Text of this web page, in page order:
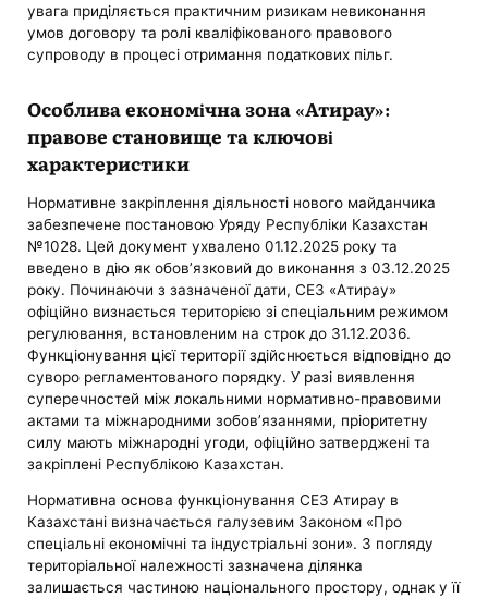
увага приділяється практичним ризикам невиконання
умов договору та ролі кваліфікованого правового
супроводу в процесі отримання податкових пільг.
Особлива економічна зона «Атирау»:
правове становище та ключові
характеристики
Нормативне закріплення діяльності нового майданчика
забезпечене постановою Уряду Республіки Казахстан
№1028. Цей документ ухвалено 01.12.2025 року та
введено в дію як обов’язковий до виконання з 03.12.2025
року. Починаючи з зазначеної дати, СЕЗ «Атирау»
офіційно визнається територією зі спеціальним режимом
регулювання, встановленим на строк до 31.12.2036.
Функціонування цієї території здійснюється відповідно до
суворо регламентованого порядку. У разі виявлення
суперечностей між локальними нормативно-правовими
актами та міжнародними зобов’язаннями, пріоритетну
силу мають міжнародні угоди, офіційно затверджені та
закріплені Республікою Казахстан.
Нормативна основа функціонування СЕЗ Атирау в
Казахстані визначається галузевим Законом «Про
спеціальні економічні та індустріальні зони». З погляду
територіальної належності зазначена ділянка
залишається частиною національного простору, однак у її